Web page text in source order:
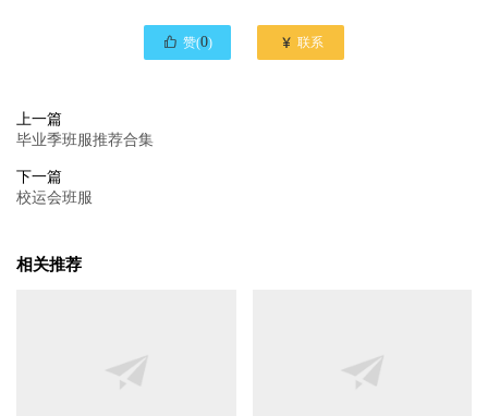
 赞(0)  联系
上一篇
毕业季班服推荐合集
下一篇
校运会班服
相关推荐